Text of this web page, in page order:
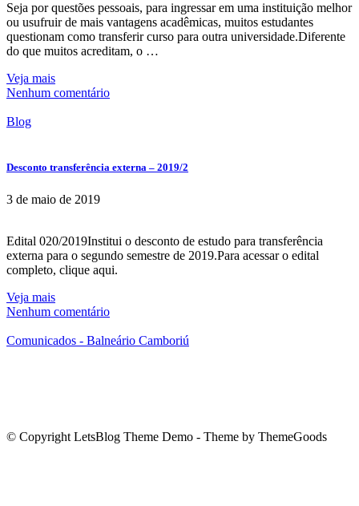
Seja por questões pessoais, para ingressar em uma instituição melhor
ou usufruir de mais vantagens acadêmicas, muitos estudantes
questionam como transferir curso para outra universidade.Diferente
do que muitos acreditam, o …
Veja mais
Nenhum comentário
Blog
Desconto transferência externa – 2019/2
3 de maio de 2019
Edital 020/2019Institui o desconto de estudo para transferência
externa para o segundo semestre de 2019.Para acessar o edital
completo, clique aqui.
Veja mais
Nenhum comentário
Comunicados - Balneário Camboriú
© Copyright LetsBlog Theme Demo - Theme by ThemeGoods